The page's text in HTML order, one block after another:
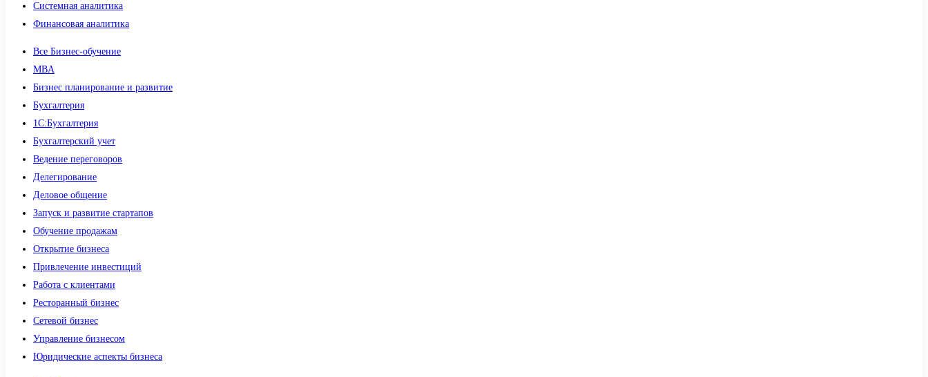
Системная аналитика
Финансовая аналитика
Все Бизнес-обучение
MBA
Бизнес планирование и развитие
Бухгалтерия
1C:Бухгалтерия
Бухгалтерский учет
Ведение переговоров
Делегирование
Деловое общение
Запуск и развитие стартапов
Обучение продажам
Открытие бизнеса
Привлечение инвестиций
Работа с клиентами
Ресторанный бизнес
Сетевой бизнес
Управление бизнесом
Юридические аспекты бизнеса